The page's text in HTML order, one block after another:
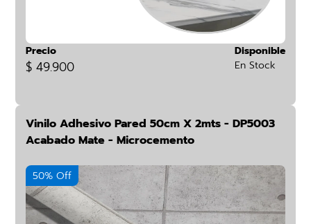
Precio
$ 49.900
Disponible
En Stock
Vinilo Adhesivo Pared 50cm X 2mts - DP5003
Acabado Mate - Microcemento
50% Off